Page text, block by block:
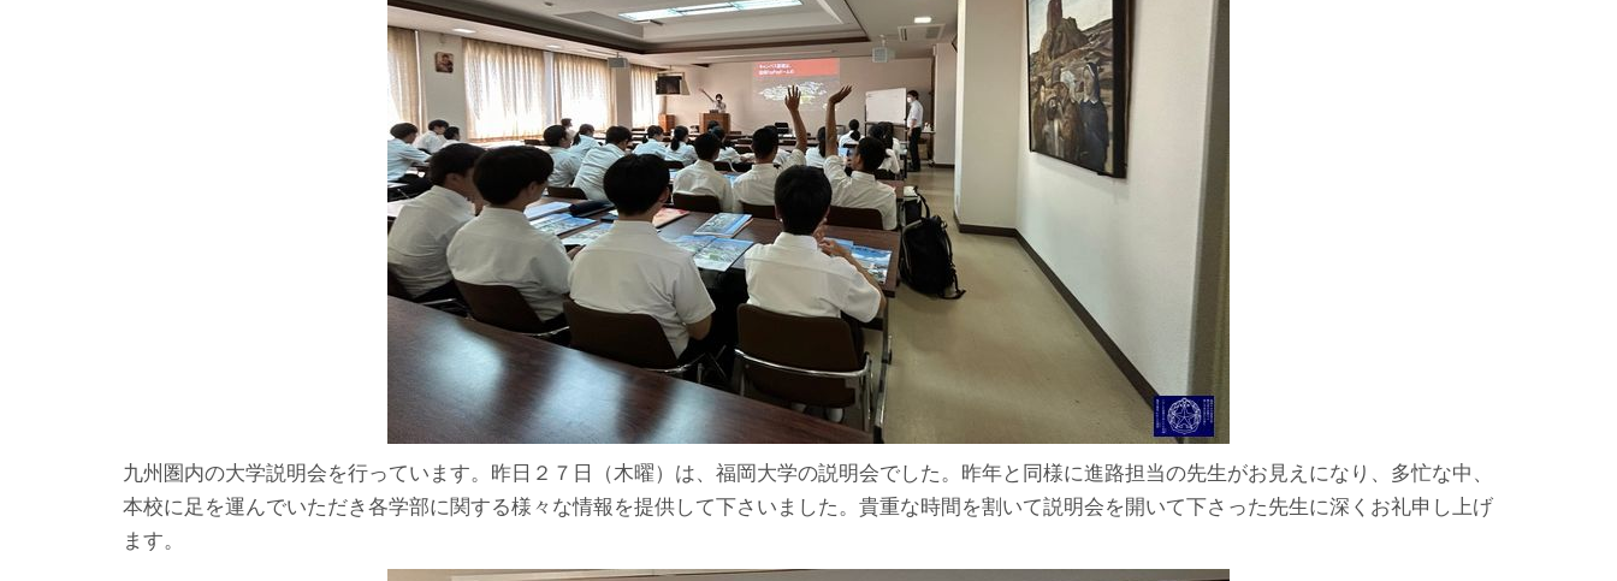
九州圏内の大学説明会を行っています。昨日２７日（木曜）は、福岡大学の説明会でした。昨年と同様に進路担当の先生がお見えになり、多忙な中、
本校に足を運んでいただき各学部に関する様々な情報を提供して下さいました。貴重な時間を割いて説明会を開いて下さった先生に深くお礼申し上げ
ます。